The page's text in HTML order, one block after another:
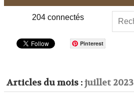
204 connectés
Pinterest
Articles du mois :juillet 2023